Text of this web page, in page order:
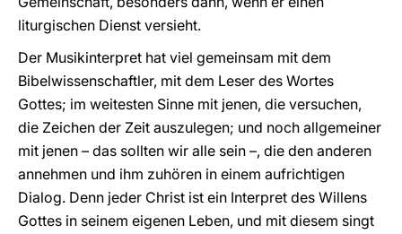
liturgischen Dienst versieht.
Der Musikinterpret hat viel gemeinsam mit dem
Bibelwissenschaftler, mit dem Leser des Wortes
Gottes; im weitesten Sinne mit jenen, die versuchen,
die Zeichen der Zeit auszulegen; und noch allgemeiner
mit jenen – das sollten wir alle sein –, die den anderen
annehmen und ihm zuhören in einem aufrichtigen
Dialog. Denn jeder Christ ist ein Interpret des Willens
Gottes in seinem eigenen Leben, und mit diesem singt